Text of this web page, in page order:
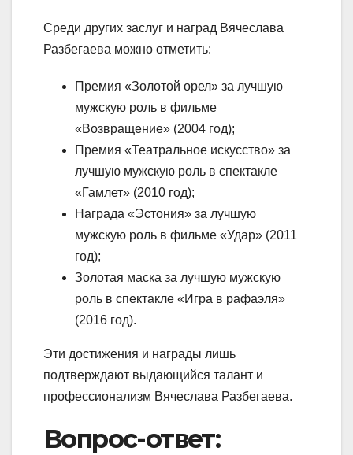
Среди других заслуг и наград Вячеслава
Разбегаева можно отметить:
Премия «Золотой орел» за лучшую
мужскую роль в фильме
«Возвращение» (2004 год);
Премия «Театральное искусство» за
лучшую мужскую роль в спектакле
«Гамлет» (2010 год);
Награда «Эстония» за лучшую
мужскую роль в фильме «Удар» (2011
год);
Золотая маска за лучшую мужскую
роль в спектакле «Игра в рафаэля»
(2016 год).
Эти достижения и награды лишь
подтверждают выдающийся талант и
профессионализм Вячеслава Разбегаева.
Вопрос-ответ: